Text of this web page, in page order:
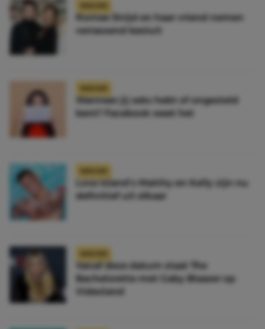
Romee Strijd en haar vriend nemen
verrassend besluit
Wanneer jij seks hebt of ongesteld
bent? Facebook weet het
Love Island’s Matthy en Kelly zijn nu
definitief uit elkaar
Vanaf deze datum staat The
Bachelorette met Gaby Blaaser op
Videoland